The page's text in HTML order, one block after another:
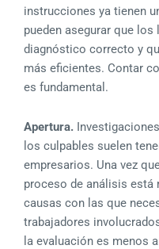
instrucciones ya tienen
pueden asegurar que
diagnóstico correcto y
más eficientes. Contar
es fundamental.
Apertura.
los culpables suelen
empresarios. Una vez
proceso de análisis está
causas con las que
trabajadores
la evaluación es menos